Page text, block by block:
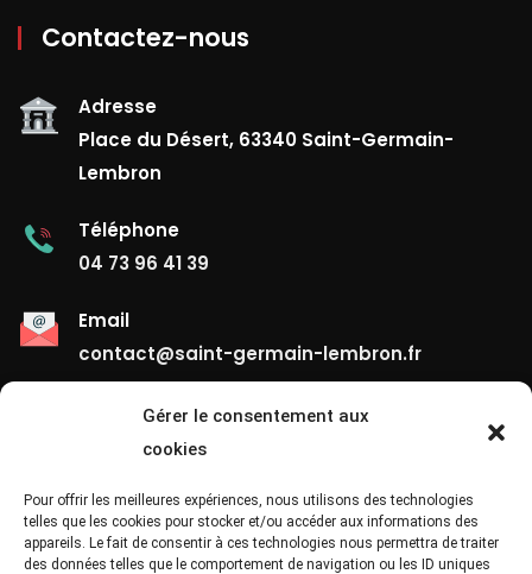
Gérer le consentement aux
cookies
Pour offrir les meilleures expériences, nous utilisons des technologies
telles que les cookies pour stocker et/ou accéder aux informations des
appareils. Le fait de consentir à ces technologies nous permettra de traiter
des données telles que le comportement de navigation ou les ID uniques
Contactez-nous
Adresse
Place du Désert, 63340 Saint-Germain-
Lembron
Téléphone
04 73 96 41 39
Email
contact@saint-germain-lembron.fr
Liens Utiles
Contact
Mentions Légales